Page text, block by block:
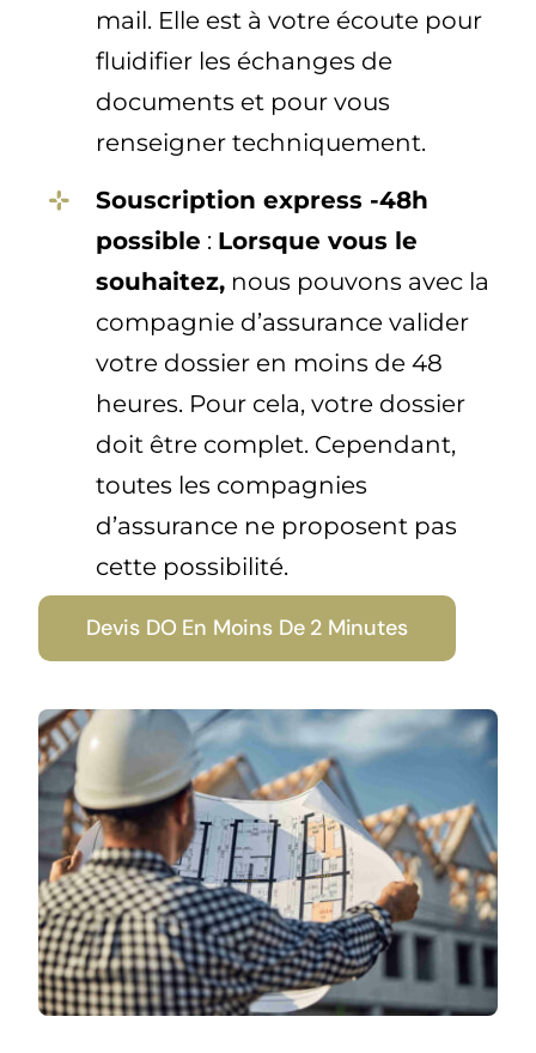
mail. Elle est à votre écoute pour
fluidifier les échanges de
documents et pour vous
renseigner techniquement.
Souscription express -48h
possible : Lorsque vous le
souhaitez,nous pouvons avec la
compagnie d’assurance valider
votre dossier en moins de 48
heures. Pour cela, votre dossier
doit être complet. Cependant,
toutes les compagnies
d’assurance ne proposent pas
cette possibilité.
Devis DO En Moins De 2 Minutes